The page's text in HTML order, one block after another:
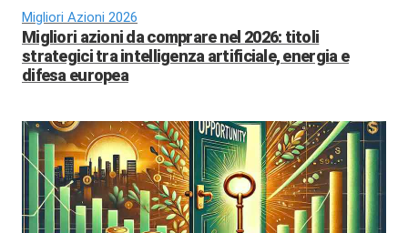
Migliori Azioni 2026
Migliori azioni da comprare nel 2026: titoli
strategici tra intelligenza artificiale, energia e
difesa europea